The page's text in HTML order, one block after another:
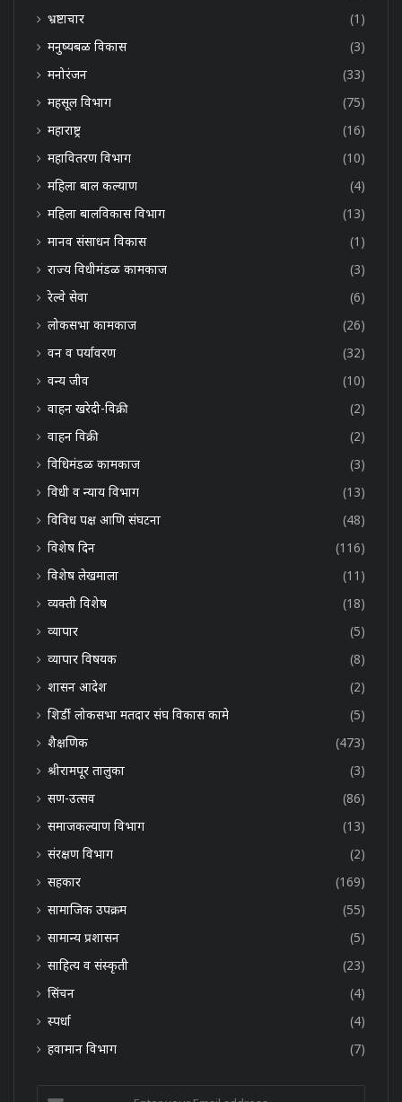
भ्रष्टाचार
(1)
मनुष्यबळ विकास
(3)
मनोरंजन
(33)
महसूल विभाग
(75)
महाराष्ट्र
(16)
महावितरण विभाग
(10)
महिला बाल कल्याण
(4)
महिला बालविकास विभाग
(13)
मानव संसाधन विकास
(1)
राज्य विधीमंडळ कामकाज
(3)
रेल्वे सेवा
(6)
लोकसभा कामकाज
(26)
वन व पर्यावरण
(32)
वन्य जीव
(10)
वाहन खरेदी-विक्री
(2)
वाहन विक्री
(2)
विधिमंडळ कामकाज
(3)
विधी व न्याय विभाग
(13)
विविध पक्ष आणि संघटना
(48)
विशेष दिन
(116)
विशेष लेखमाला
(11)
व्यक्ती विशेष
(18)
व्यापार
(5)
व्यापार विषयक
(8)
शासन आदेश
(2)
शिर्डी लोकसभा मतदार संघ विकास कामे
(5)
शैक्षणिक
(473)
श्रीरामपूर तालुका
(3)
सण-उत्सव
(86)
समाजकल्याण विभाग
(13)
संरक्षण विभाग
(2)
सहकार
(169)
सामाजिक उपक्रम
(55)
सामान्य प्रशासन
(5)
साहित्य व संस्कृती
(23)
सिंचन
(4)
स्पर्धा
(4)
हवामान विभाग
(7)